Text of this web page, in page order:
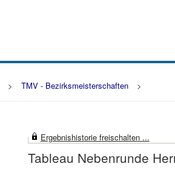
> TMV - Bezirksmeisterschaften >
Ergebnishistorie freischalten ...
Tableau Nebenrunde